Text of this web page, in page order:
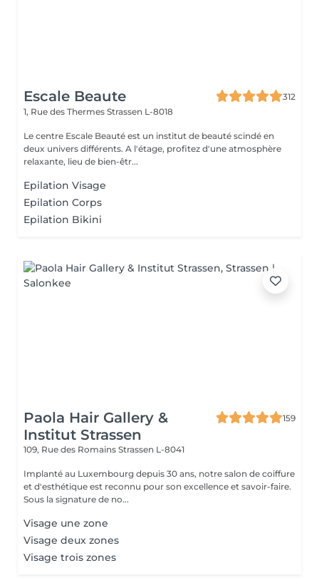
Escale Beaute
312
1, Rue des Thermes Strassen L-8018
Le centre Escale Beauté est un institut de beauté scindé en
deux univers différents. A l'étage, profitez d'une atmosphère
relaxante, lieu de bien-êtr...
Epilation Visage
Epilation Corps
Epilation Bikini
Paola Hair Gallery &
Institut Strassen
159
109, Rue des Romains Strassen L-8041
Implanté au Luxembourg depuis 30 ans, notre salon de coiffure
et d'esthétique est reconnu pour son excellence et savoir-faire.
Sous la signature de no...
Visage une zone
Visage deux zones
Visage trois zones